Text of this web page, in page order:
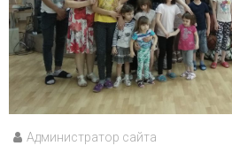
Администратор сайта